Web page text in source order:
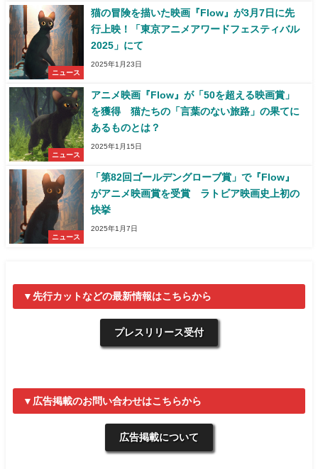
ニュース
猫の冒険を描いた映画『Flow』が3月7日に先
行上映！「東京アニメアワードフェスティバル
2025」にて
2025年1月23日
ニュース
アニメ映画『Flow』が「50を超える映画賞」
を獲得 猫たちの「言葉のない旅路」の果てに
あるものとは？
2025年1月15日
ニュース
「第82回ゴールデングローブ賞」で『Flow』
がアニメ映画賞を受賞 ラトビア映画史上初の
快挙
2025年1月7日
▼先行カットなどの最新情報はこちらから
プレスリリース受付
▼広告掲載のお問い合わせはこちらから
広告掲載について